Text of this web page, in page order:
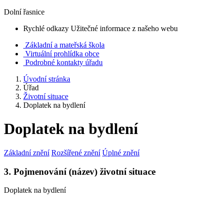
Dolní řasnice
Rychlé odkazy Užitečné informace z našeho webu
Základní a mateřská škola
Virtuální prohlídka obce
Podrobné kontakty úřadu
Úvodní stránka
Úřad
Životní situace
Doplatek na bydlení
Doplatek na bydlení
Základní znění Rozšířené znění Úplné znění
3. Pojmenování (název) životní situace
Doplatek na bydlení